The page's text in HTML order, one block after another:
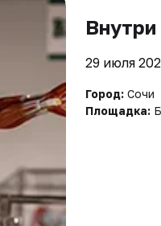
29 июля
Город: Сочи
Площадка: